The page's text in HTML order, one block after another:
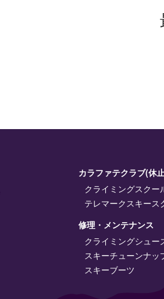
カラファテクラブ(休
クライミングスクー
テレマークスキース
修理・メンテナンス
クライミングシュー
スキーチューンナッ
スキーブーツ